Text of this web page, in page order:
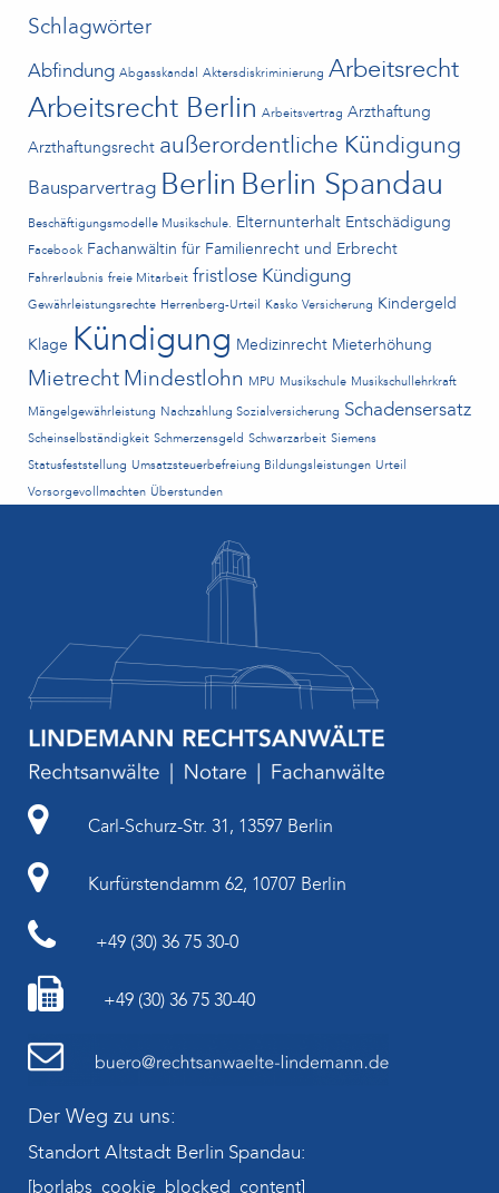
Schlagwörter
Abfindung Abgasskandal Aktersdiskriminierung Arbeitsrecht
Arbeitsrecht Berlin Arbeitsvertrag Arzthaftung
Arzthaftungsrecht außerordentliche Kündigung
Bausparvertrag Berlin Berlin Spandau
Beschäftigungsmodelle Musikschule. Elternunterhalt Entschädigung
Facebook Fachanwältin für Familienrecht und Erbrecht
Fahrerlaubnis freie Mitarbeit fristlose Kündigung
Gewährleistungsrechte Herrenberg-Urteil Kasko Versicherung Kindergeld
Klage Kündigung Medizinrecht Mieterhöhung
Mietrecht Mindestlohn MPU Musikschule Musikschullehrkraft
Mängelgewährleistung Nachzahlung Sozialversicherung Schadensersatz
Scheinselbständigkeit Schmerzensgeld Schwarzarbeit Siemens
Statusfeststellung Umsatzsteuerbefreiung Bildungsleistungen Urteil
Vorsorgevollmachten Überstunden
Carl-Schurz-Str. 31, 13597 Berlin
Kurfürstendamm 62, 10707 Berlin
+49 (30) 36 75 30-0
+49 (30) 36 75 30-40
Der Weg zu uns:
Standort Altstadt Berlin Spandau:
[borlabs_cookie_blocked_content]